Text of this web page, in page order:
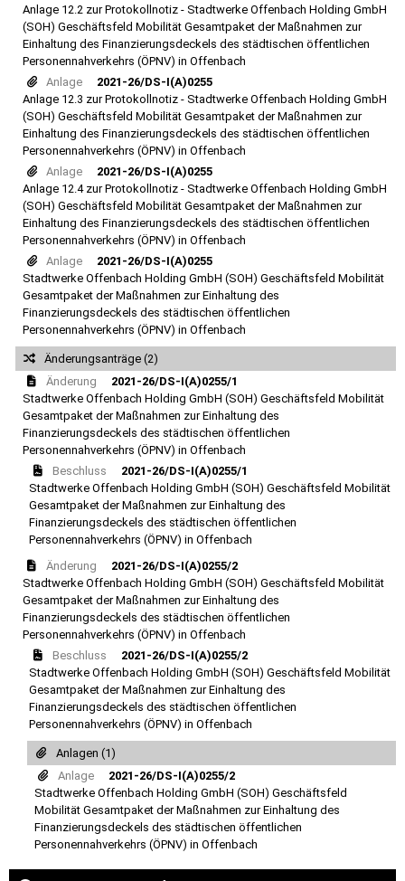
Anlage 12.2 zur Protokollnotiz - Stadtwerke Offenbach Holding GmbH
(SOH) Geschäftsfeld Mobilität Gesamtpaket der Maßnahmen zur
Einhaltung des Finanzierungsdeckels des städtischen öffentlichen
Personennahverkehrs (ÖPNV) in Offenbach
Anlage
2021-26/DS-I(A)0255
Anlage 12.3 zur Protokollnotiz - Stadtwerke Offenbach Holding GmbH
(SOH) Geschäftsfeld Mobilität Gesamtpaket der Maßnahmen zur
Einhaltung des Finanzierungsdeckels des städtischen öffentlichen
Personennahverkehrs (ÖPNV) in Offenbach
Anlage
2021-26/DS-I(A)0255
Anlage 12.4 zur Protokollnotiz - Stadtwerke Offenbach Holding GmbH
(SOH) Geschäftsfeld Mobilität Gesamtpaket der Maßnahmen zur
Einhaltung des Finanzierungsdeckels des städtischen öffentlichen
Personennahverkehrs (ÖPNV) in Offenbach
Anlage
2021-26/DS-I(A)0255
Stadtwerke Offenbach Holding GmbH (SOH) Geschäftsfeld Mobilität
Gesamtpaket der Maßnahmen zur Einhaltung des
Finanzierungsdeckels des städtischen öffentlichen
Personennahverkehrs (ÖPNV) in Offenbach
Änderungsanträge (2)
Änderung
2021-26/DS-I(A)0255/1
Stadtwerke Offenbach Holding GmbH (SOH) Geschäftsfeld Mobilität
Gesamtpaket der Maßnahmen zur Einhaltung des
Finanzierungsdeckels des städtischen öffentlichen
Personennahverkehrs (ÖPNV) in Offenbach
Beschluss
2021-26/DS-I(A)0255/1
Stadtwerke Offenbach Holding GmbH (SOH) Geschäftsfeld Mobilität
Gesamtpaket der Maßnahmen zur Einhaltung des
Finanzierungsdeckels des städtischen öffentlichen
Personennahverkehrs (ÖPNV) in Offenbach
Änderung
2021-26/DS-I(A)0255/2
Stadtwerke Offenbach Holding GmbH (SOH) Geschäftsfeld Mobilität
Gesamtpaket der Maßnahmen zur Einhaltung des
Finanzierungsdeckels des städtischen öffentlichen
Personennahverkehrs (ÖPNV) in Offenbach
Beschluss
2021-26/DS-I(A)0255/2
Stadtwerke Offenbach Holding GmbH (SOH) Geschäftsfeld Mobilität
Gesamtpaket der Maßnahmen zur Einhaltung des
Finanzierungsdeckels des städtischen öffentlichen
Personennahverkehrs (ÖPNV) in Offenbach
Anlagen (1)
Anlage
2021-26/DS-I(A)0255/2
Stadtwerke Offenbach Holding GmbH (SOH) Geschäftsfeld
Mobilität Gesamtpaket der Maßnahmen zur Einhaltung des
Finanzierungsdeckels des städtischen öffentlichen
Personennahverkehrs (ÖPNV) in Offenbach